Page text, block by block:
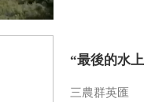
“最後的水
三農群英匯